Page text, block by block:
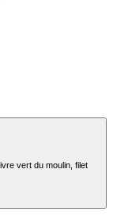
vert du moulin, filet